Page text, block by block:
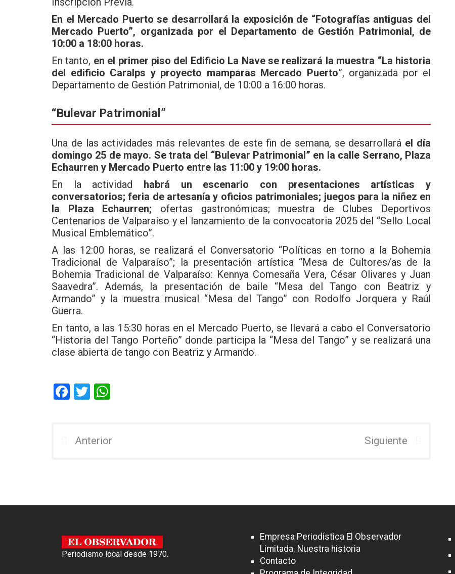
En el Mercado Puerto se desarrollará la exposición de “Fotografías antiguas del
Mercado Puerto”, organizada por el Departamento de Gestión Patrimonial, de
10:00 a 18:00 horas.
En tanto, en el primer piso del Edificio La Nave se realizará la muestra “La historia
del edificio Caralps y proyecto mamparas Mercado Puerto”, organizada por el
Departamento de Gestión Patrimonial, de 10:00 a 16:00 horas.
“Bulevar Patrimonial”
Una de las actividades más relevantes de este fin de semana, se desarrollará el día
domingo 25 de mayo. Se trata del “Bulevar Patrimonial” en la calle Serrano, Plaza
Echaurren y Mercado Puerto entre las 11:00 y 19:00 horas.
En la actividad habrá un escenario con presentaciones artísticas y
conversatorios; feria de artesanía y oficios patrimoniales; juegos para la niñez en
la Plaza Echaurren; ofertas gastronómicas; muestra de Clubes Deportivos
Centenarios de Valparaíso y el lanzamiento de la convocatoria 2025 del “Sello Local
Musical Emblemático”.
A las 12:00 horas, se realizará el Conversatorio “Políticas en torno a la Bohemia
Tradicional de Valparaíso”; la presentación artística “Mesa de Cultores/as de la
Bohemia Tradicional de Valparaíso: Kennya Comesaña Vera, César Olivares y Juan
Saavedra”. Además, la presentación de baile “Mesa del Tango con Beatriz y
Armando” y la muestra musical “Mesa del Tango” con Rodolfo Jorquera y Raúl
Guerra.
En tanto, a las 15:30 horas en el Mercado Puerto, se llevará a cabo el Conversatorio
“Historia del Tango Porteño” donde participa la “Mesa del Tango” y se realizará una
clase abierta de tango con Beatriz y Armando.
F
b
T
er s
Anterior Siguiente
Periodismo local desde 1970.
Empresa Periodística El Observador
Limitada. Nuestra historia
Contacto